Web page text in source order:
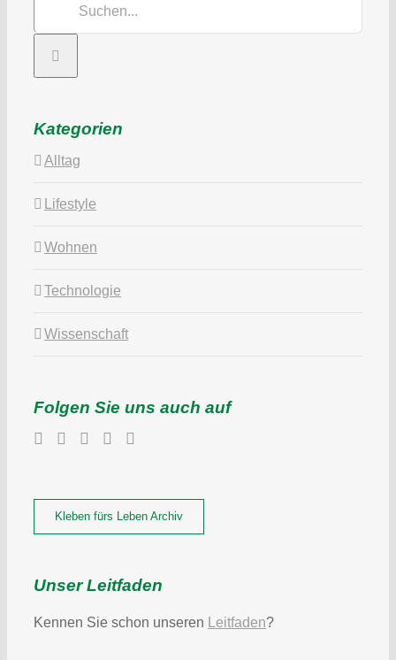
Kategorien
Alltag
Lifestyle
Wohnen
Technologie
Wissenschaft
Folgen Sie uns auch auf
Kleben fürs Leben Archiv
Unser Leitfaden
Kennen Sie schon unseren Leitfaden?